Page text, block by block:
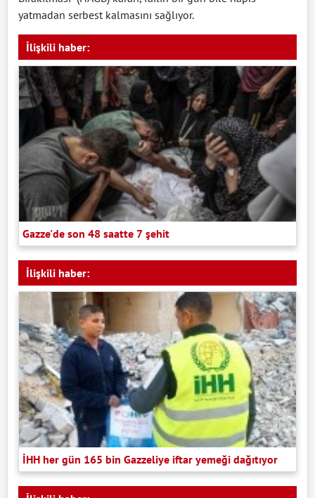
yatmadan serbest kalmasını sağlıyor.
İlişkili haber:
Gazze'de son 48 saatte 7 şehit
İlişkili haber:
İHH her gün 165 bin Gazzeliye iftar yemeği dağıtıyor